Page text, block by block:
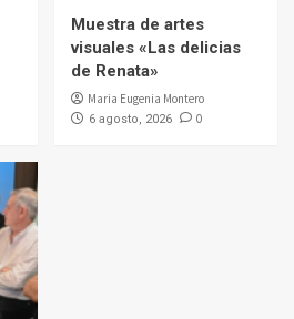
Muestra de artes
visuales «Las delicias
de Renata»
Maria Eugenia Montero
6 agosto, 2026 0